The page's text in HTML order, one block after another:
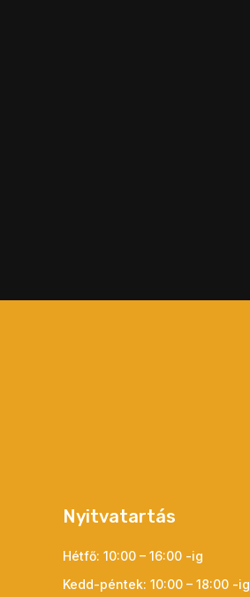
Nyitvatartás
Hétfő: 10:00 – 16:00 -ig
Kedd-péntek: 10:00 – 18:00 -ig